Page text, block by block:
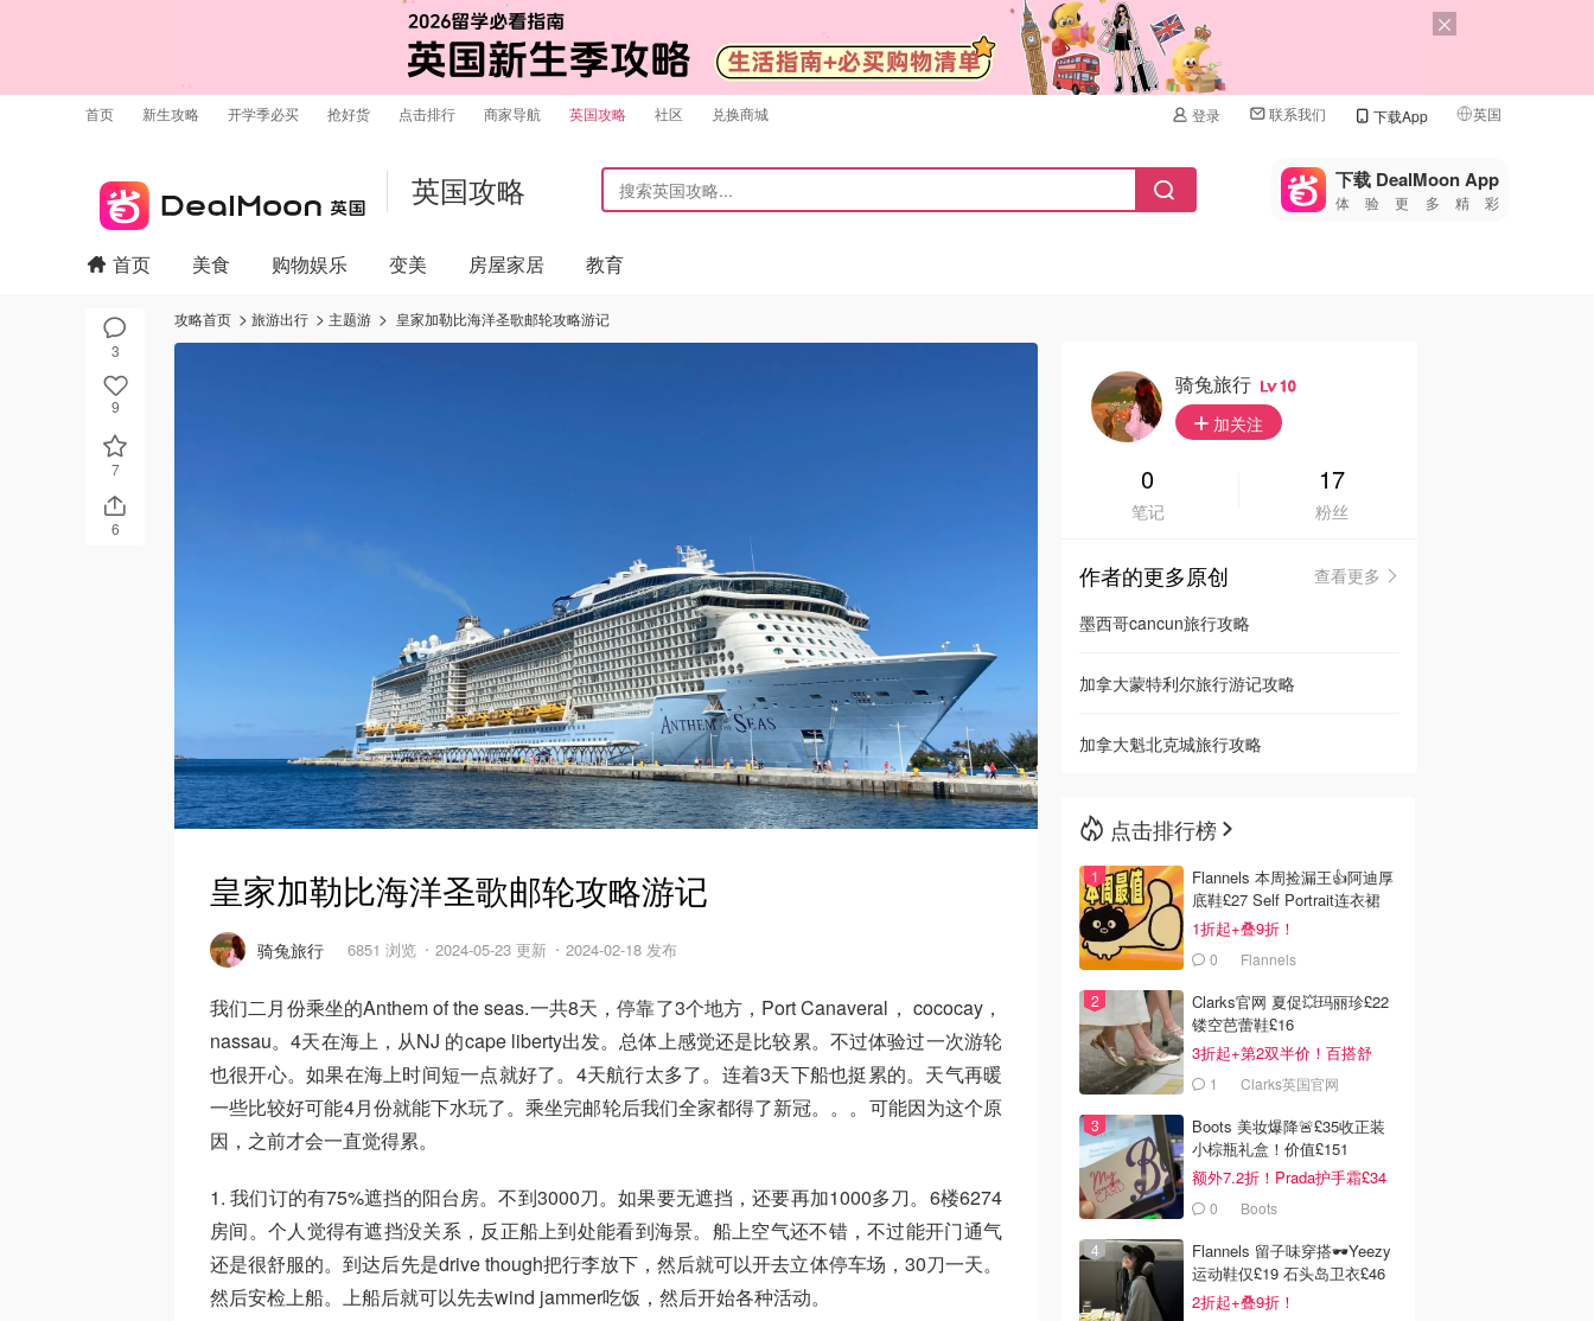
首页 新生攻略 开学季必买 抢好货 点击排行 商家导航 英国攻略 社区 兑换商城 登录 联系我们 下载App 英国
🇺🇸
🇨🇳 中国
🇦🇺
🇳🇿新西兰
英国攻略 下载 DealMoon App
体验更多精彩
3
9
7
6
首页 美食 购物娱乐 变美 房屋家居 教育
攻略首页 旅游出行 主题游 皇家加勒比海洋圣歌邮轮攻略游记
皇家加勒比海洋圣歌邮轮攻略游记
骑兔旅行 6851 浏览 2024-05-23 更新 2024-02-18 发布
我们二月份乘坐的Anthem of the seas.一共8天，停靠了3个地方，Port Canaveral， cococay，
nassau。4天在海上，从NJ 的cape liberty出发。总体上感觉还是比较累。不过体验过一次游轮
也很开心。如果在海上时间短一点就好了。4天航行太多了。连着3天下船也挺累的。天气再暖
一些比较好可能4月份就能下水玩了。乘坐完邮轮后我们全家都得了新冠。。。可能因为这个原
因，之前才会一直觉得累。
1. 我们订的有75%遮挡的阳台房。不到3000刀。如果要无遮挡，还要再加1000多刀。6楼6274
房间。个人觉得有遮挡没关系，反正船上到处能看到海景。船上空气还不错，不过能开门通气
还是很舒服的。到达后先是drive though把行李放下，然后就可以开去立体停车场，30刀一天。
然后安检上船。上船后就可以先去wind jammer吃饭，然后开始各种活动。
骑兔旅行 10
加关注
0
笔记
17
粉丝
作者的更多原创
查看更多
墨西哥cancun旅行攻略
加拿大蒙特利尔旅行游记攻略
加拿大魁北克城旅行攻略
点击排行榜
Flannels 本周捡漏王👍阿迪厚
底鞋£27 Self Portrait连衣裙
£63
1折起+叠9折！
0 Flannels
Clarks官网 夏促💥玛丽珍£22
镂空芭蕾鞋£16
3折起+第2双半价！百搭舒
服！1 Clarks英国官网
Boots 美妆爆降🚨£35收正装
小棕瓶礼盒！价值£151
额外7.2折！Prada护手霜£34
0 Boots
Flannels 留子味穿搭🕶️Yeezy
运动鞋仅£19 石头岛卫衣£46
2折起+叠9折！